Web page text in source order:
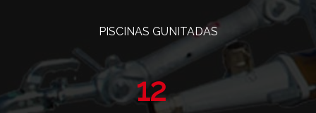
PISCINAS GUNITADAS
14